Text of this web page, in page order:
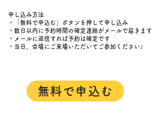
申し込み方法
・「無料で申込む」ボタンを押して申し込み
・数日以内に予約時間の確定連絡がメールで届きます
​・メールに返信すれば予約は確定です
​・当日、会場にご来場いただいてご参加ください♪
無料で申込む